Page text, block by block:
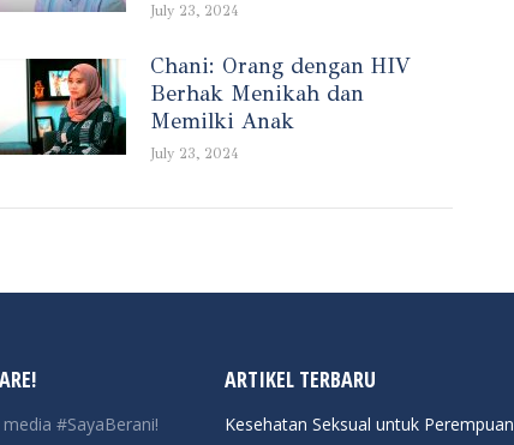
July 23, 2024
Chani: Orang dengan HIV
Berhak Menikah dan
Memilki Anak
July 23, 2024
#SayaBerani!
ARTIKEL TERBARU
Kesehatan Seksual untuk Perempuan